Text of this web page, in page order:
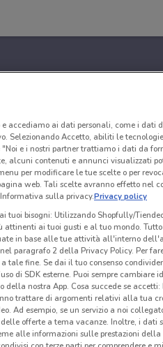
accediamo ai dati personali, come i dati
Selezionando Accetto, abiliti le
e i nostri partner trattiamo i dati da
alcuni contenuti e annunci visualizzati
per modificare le tue scelte o per
web. Tali scelte avranno effetto nel
sulla privacy.Privacy policy
tuoi bisogni: Utilizzando Shopfully/
ai tuoi gusti e al tuo mondo. Tutto
in base alle tue attività all'interno
paragrafo 2 della Privacy Policy. Per
tale fine. Se dai il tuo consenso
di SDK esterne. Puoi sempre cambiare
della nostra App. Cosa succede se
trattare di argomenti relativi alla tua
Ad esempio, se un servizio a noi
offerte a tema vacanze. Inoltre, i dati
alle informazioni sulle prestazioni